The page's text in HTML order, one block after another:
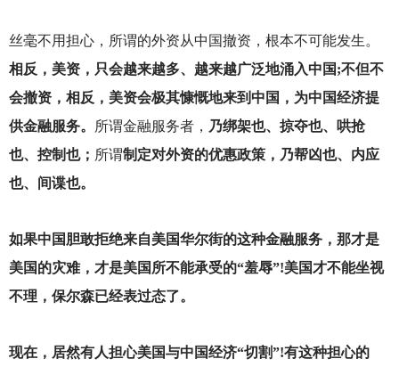
丝毫不用担心，所谓的外资从中国撤资，根本不可能发生。
相反，美资，只会越来越多、越来越广泛地涌入中国;不但不
会撤资，相反，美资会极其慷慨地来到中国，为中国经济提
供金融服务。
所谓金融服务者， 乃绑架也、掠夺也、哄抢
也、控制也； 所谓制定对外资的优惠政策，乃帮凶也、内应
也、间谍也。
如果中国胆敢拒绝来自美国华尔街的这种金融服务，那才是
美国的灾难，才是美国所不能承受的“羞辱”!美国才不能坐视
不理，保尔森已经表过态了。
现在，居然有人担心美国与中国经济“切割”!有这种担心的